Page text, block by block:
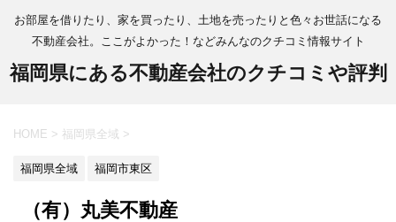
お部屋を借りたり、家を買ったり、土地を売ったりと色々お世話になる
不動産会社。ここがよかった！などみんなのクチコミ情報サイト
福岡県にある不動産会社のクチコミや評判
HOME > 福岡県全域 >
福岡県全域 福岡市東区
（有）丸美不動産